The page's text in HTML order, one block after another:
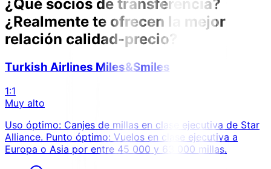
¿Qué socios de transferencia?
¿Realmente te ofrecen la mejor
relación calidad-precio?
Turkish Airlines Miles&Smiles
1:1
Muy alto
Uso óptimo: Canjes de millas en clase ejecutiva de Star
Alliance. Punto óptimo: Vuelos en clase ejecutiva a
Europa o Asia por entre 45 000 y 63 000 millas.